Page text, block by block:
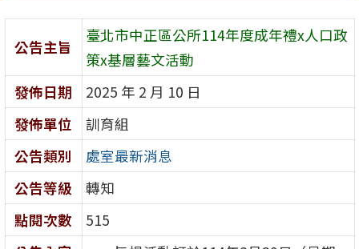
區
公告主旨
臺北市中正區公所114年度成年禮x人口政
策x基層藝文活動
發佈日期
2025 年 2 月 10 日
發佈單位
訓育組
公告類別
處室最新消息
公告等級
轉知
點閱次數
515